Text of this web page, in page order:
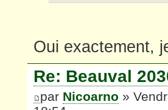
Oui exactement,
Re: Beauval
par Nicoarno »